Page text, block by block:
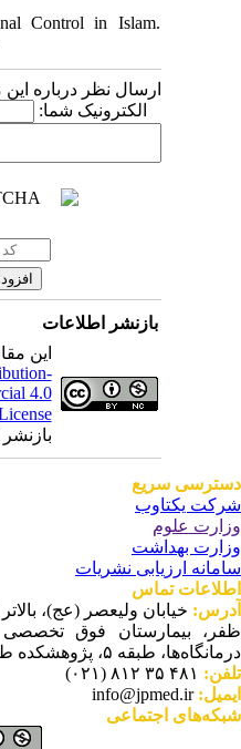
Control in Islam.
ارسال نظر درباره این
الکترونیک شما:
بازنشر اطلاعات
این
4.0
License
سریع
یکتاوب
علوم
بهداشت
ارزیابی نشریات
تماس
خیابان ولیعصر (عج)، بالاتر
بیمارستان فوق
طبقه ۵، پژوهشکده طب انتظامی
۴۸۱ ۳۵ ۸۱۲ (۰۲۱)
info@jpmed.ir
اجتماعی